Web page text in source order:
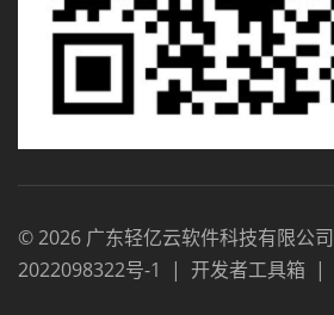
©2026 广东轻亿云软件科技有限公司
2022098322号-1
| 开发者工具箱 |